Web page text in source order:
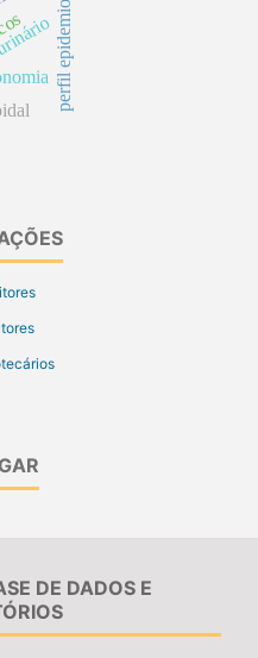
perfil epidemiológico
DE DADOS E